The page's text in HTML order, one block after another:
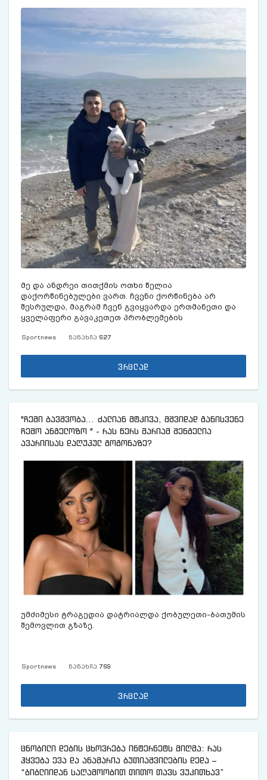
მე და ანდრეი თითქმის ოთხი წელია
დაქორწინებულები ვართ. ჩვენი ქორწინება არ
შესრულდა, მაგრამ ჩვენ გვიყვარდა ერთმანეთი და
ყველაფერი გავაკეთეთ პრობლემების
Sportnews ნანახია 627
ვრცლად
"ჩემი ბავ­შვო­ბა... ძა­ლი­ან მტკი­ვა, მშვი­დად გა­ნის­ვე­ნე
ჩემო ან­გე­ლო­ზო " - რას წერს მარიამ შენგელია
ავარიისას დაღუპულ გოგონაზე?
უმ­ძი­მე­სი ტრა­გე­დია დატ­რი­ალ­და ქო­ბუ­ლე­თი-ბა­თუ­მის
შე­მოვ­ლით გზა­ზე.
Sportnews ნანახია 769
ვრცლად
ცნობილი დების ცხოვრება ინტერნეტს მიღმა: რას
ჰყვება ევა და ანამარია ბუთიაშვილების დედა –
“ბიბლიიდან საღამოობით თითო თავს ვუკითხავ”